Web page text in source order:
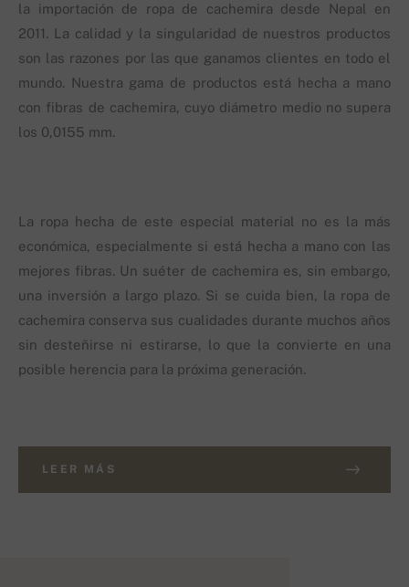
la importación de ropa de cachemira desde Nepal en
2011. La calidad y la singularidad de nuestros productos
son las razones por las que ganamos clientes en todo el
mundo. Nuestra gama de productos está hecha a mano
con fibras de cachemira, cuyo diámetro medio no supera
los 0,0155 mm.
La ropa hecha de este especial material no es la más
económica, especialmente si está hecha a mano con las
mejores fibras. Un suéter de cachemira es, sin embargo,
una inversión a largo plazo. Si se cuida bien, la ropa de
cachemira conserva sus cualidades durante muchos años
sin desteñirse ni estirarse, lo que la convierte en una
posible herencia para la próxima generación.
LEER MÁS